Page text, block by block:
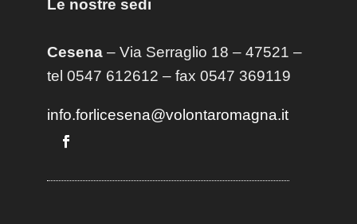
Le nostre sedi
Cesena– Via Serraglio 18 – 47521 –
tel 0547 612612 – fax 0547 369119
info.forlicesena@volontaromagna.it